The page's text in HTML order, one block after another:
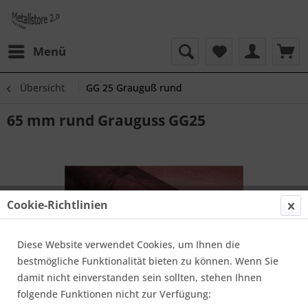
Menü
Übersicht GG 25 Grauguß rund
65 mm rund Grauguss GG25
Cookie-Richtlinien
Diese Website verwendet Cookies, um Ihnen die
bestmögliche Funktionalität bieten zu können. Wenn Sie
damit nicht einverstanden sein sollten, stehen Ihnen
folgende Funktionen nicht zur Verfügung: